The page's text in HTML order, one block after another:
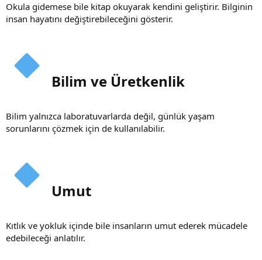
Okula gidemese bile kitap okuyarak kendini geliştirir. Bilginin
insan hayatını değiştirebileceğini gösterir.
Bilim ve Üretkenlik​
Bilim yalnızca laboratuvarlarda değil, günlük yaşam
sorunlarını çözmek için de kullanılabilir.
Umut​
Kıtlık ve yokluk içinde bile insanların umut ederek mücadele
edebileceği anlatılır.